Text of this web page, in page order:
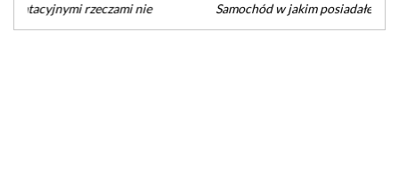
Samochód w jakim posiadałem ten silnik to vw passat b6 z
2006 r.…